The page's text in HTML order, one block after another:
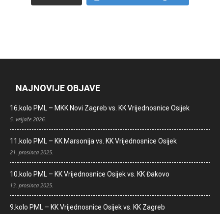
NAJNOVIJE OBJAVE
16.kolo PML – MKK Novi Zagreb vs. KK Vrijednosnice Osijek
5. veljače 2026.
11.kolo PML – KK Marsonija vs. KK Vrijednosnice Osijek
21. prosinca 2025.
10.kolo PML – KK Vrijednosnice Osijek vs. KK Đakovo
13. prosinca 2025.
9.kolo PML – KK Vrijednosnice Osijek vs. KK Zagreb